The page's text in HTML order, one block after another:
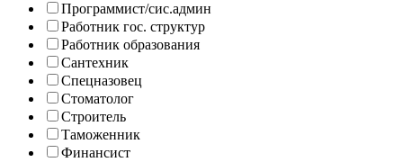
Программист/сис.админ
Работник гос. структур
Работник образования
Сантехник
Спецназовец
Стоматолог
Строитель
Таможенник
Финансист